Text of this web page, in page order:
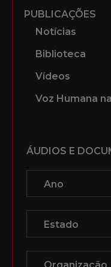
PUBLICAÇÕES
Notícias
Biblioteca
Vídeos
Voz Humana
ÁUDIOS E